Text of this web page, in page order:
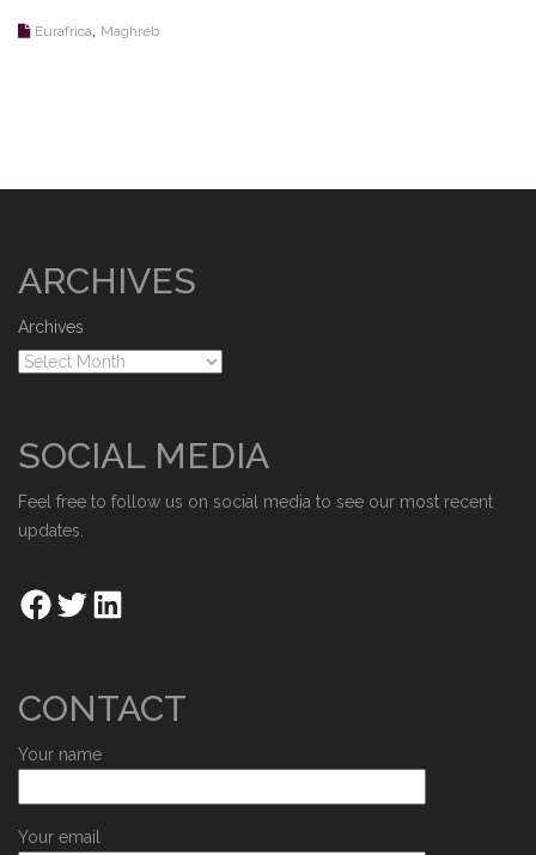
Eurafrica Maghreb
ARCHIVES
Archives
SOCIAL MEDIA
Feel free to follow us on social media to see our most recent
updates.
CONTACT
Your name
Your email